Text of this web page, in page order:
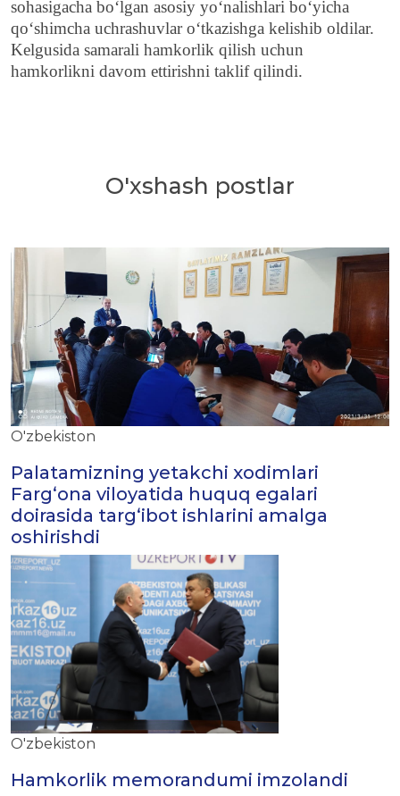
sohasigacha bo‘lgan asosiy yo‘nalishlari bo‘yicha
qo‘shimcha uchrashuvlar o‘tkazishga kelishib oldilar.
Kelgusida samarali hamkorlik qilish uchun
hamkorlikni davom ettirishni taklif qilindi.
O'xshash postlar
O'zbekiston
Palatamizning yetakchi xodimlari
Fargʻona viloyatida huquq egalari
doirasida targʻibot ishlarini amalga
oshirishdi
O'zbekiston
Hamkorlik memorandumi imzolandi